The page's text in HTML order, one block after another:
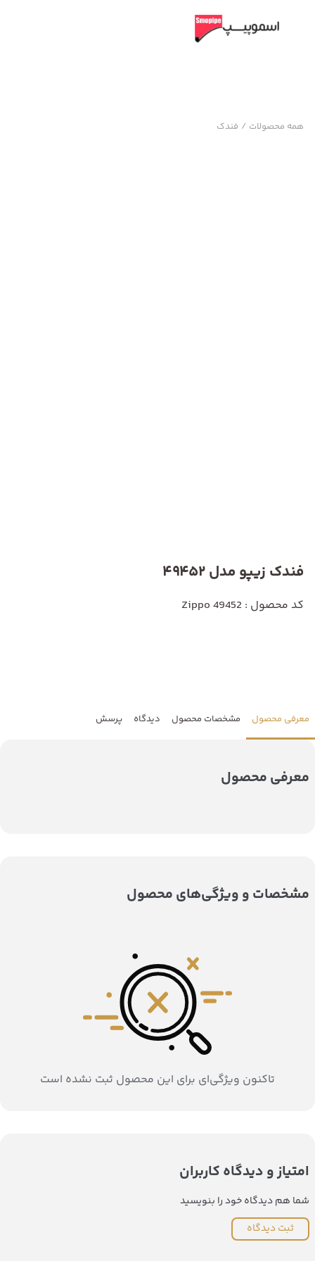
همه محصولات / فندک
فندک زیپو مدل 49452
کد محصول : Zippo 49452
معرفی محصول مشخصات محصول دیدگاه پرسش
معرفی محصول
مشخصات و ویژگی‌های محصول
تاکنون ویژگی‌ای برای این محصول ثبت نشده است
امتیاز و دیدگاه کاربران
شما هم دیدگاه خود را بنویسید
ثبت دیدگاه